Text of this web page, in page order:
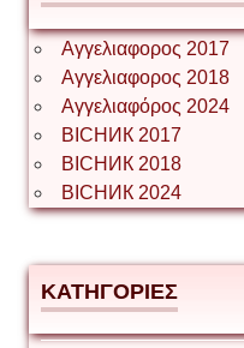
Αγγελιαφορος 2017
Αγγελιαφορος 2018
Αγγελιαφόρος 2024
ВІСНИК 2017
ВІСНИК 2018
ВІСНИК 2024
ΚΑΤΗΓΟΡΙΕΣ